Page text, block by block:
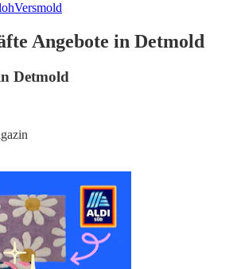
Versmold
Angebote in Detmold
Detmold